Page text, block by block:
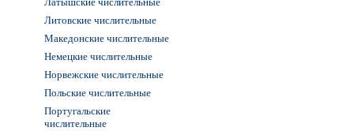
Литовские числительные
Македонские числительные
Немецкие числительные
Норвежские числительные
Польские числительные
Португальские
числительные